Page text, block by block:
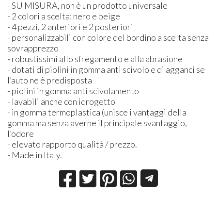
- SU MISURA, non è un prodotto universale
- 2 colori a scelta: nero e beige
- 4 pezzi, 2 anteriori e 2 posteriori
- personalizzabili con colore del bordino a scelta senza
sovrapprezzo
- robustissimi allo sfregamento e alla abrasione
- dotati di piolini in gomma anti scivolo e di agganci se
l’auto ne è predisposta
- piolini in gomma anti scivolamento
- lavabili anche con idrogetto
- in gomma termoplastica (unisce i vantaggi della
gomma ma senza averne il principale svantaggio,
l’odore
- elevato rapporto qualità / prezzo.
- Made in Italy.